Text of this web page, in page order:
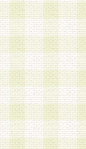
の抹消を、当
とができるも
3.会員登録希
人 である場
録を行うもの
者については
権者による承
第3条 会員の
1.会員登録手
る登録は一切